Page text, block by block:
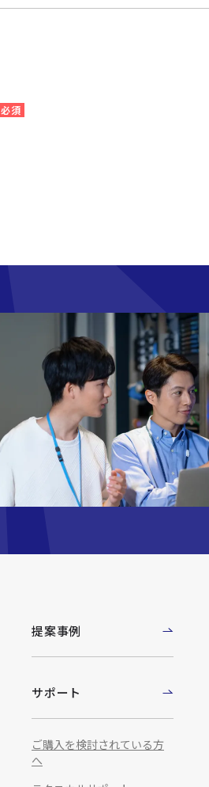
必須
提案事例
サポート
ご購入を検討されている方
へ